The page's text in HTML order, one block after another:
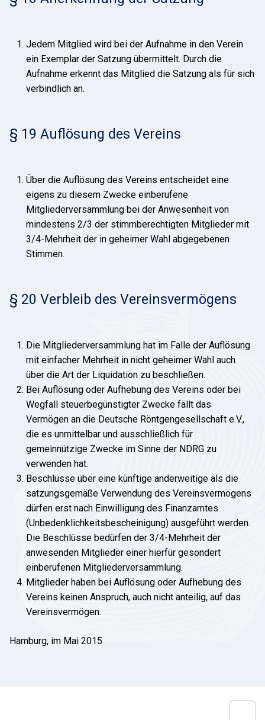
Jedem Mitglied wird bei der Aufnahme in den Verein
ein Exemplar der Satzung übermittelt. Durch die
Aufnahme erkennt das Mitglied die Satzung als für sich
verbindlich an.
§ 19 Auflösung des Vereins
Über die Auflösung des Vereins entscheidet eine
eigens zu diesem Zwecke einberufene
Mitgliederversammlung bei der Anwesenheit von
mindestens 2/3 der stimmberechtigten Mitglieder mit
3/4-Mehrheit der in geheimer Wahl abgegebenen
Stimmen.
§ 20 Verbleib des Vereinsvermögens
Die Mitgliederversammlung hat im Falle der Auflösung
mit einfacher Mehrheit in nicht geheimer Wahl auch
über die Art der Liquidation zu beschließen.
Bei Auflösung oder Aufhebung des Vereins oder bei
Wegfall steuerbegünstigter Zwecke fällt das
Vermögen an die Deutsche Röntgengesellschaft e.V.,
die es unmittelbar und ausschließlich für
gemeinnützige Zwecke im Sinne der NDRG zu
verwenden hat.
Beschlüsse über eine künftige anderweitige als die
satzungsgemäße Verwendung des Vereinsvermögens
dürfen erst nach Einwilligung des Finanzamtes
(Unbedenklichkeitsbescheinigung) ausgeführt werden.
Die Beschlüsse bedürfen der 3/4-Mehrheit der
anwesenden Mitglieder einer hierfür gesondert
einberufenen Mitgliederversammlung.
Mitglieder haben bei Auflösung oder Aufhebung des
Vereins keinen Anspruch, auch nicht anteilig, auf das
Vereinsvermögen.
Hamburg, im Mai 2015